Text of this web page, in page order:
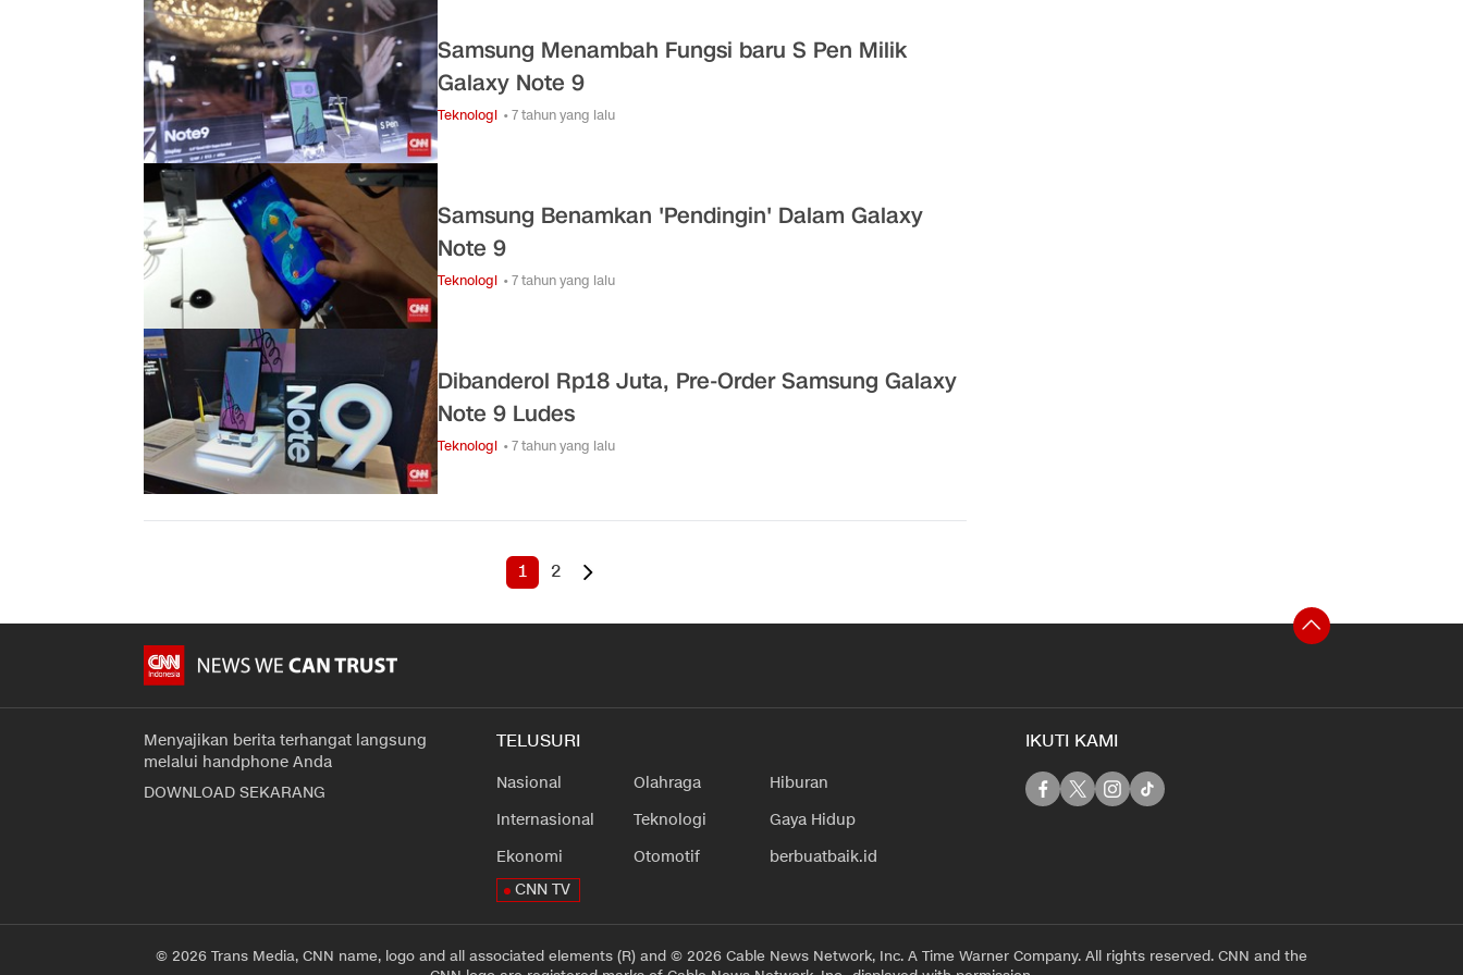
Samsung Menambah Fungsi baru S Pen Milik
Galaxy Note 9
Teknologi • 7 tahun yang lalu
Samsung Benamkan 'Pendingin' Dalam Galaxy
Note 9
Teknologi • 7 tahun yang lalu
Dibanderol Rp18 Juta, Pre-Order Samsung Galaxy
Note 9 Ludes
Teknologi • 7 tahun yang lalu
1 2
Menyajikan berita terhangat langsung
melalui handphone Anda
DOWNLOAD SEKARANG
TELUSURI
Nasional
Internasional
Ekonomi
Olahraga
Teknologi
Otomotif
Hiburan
Gaya Hidup
berbuatbaik.id
CNN TV
IKUTI KAMI
© 2026 Trans Media, CNN name, logo and all associated elements (R) and © 2026 Cable News Network, Inc. A Time Warner Company. All rights reserved. CNN and the